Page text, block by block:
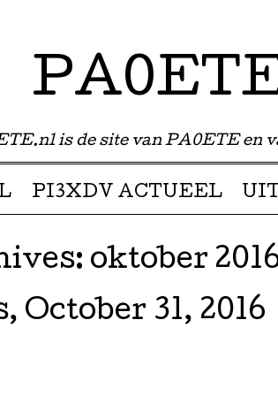
is de site van PA0ETE en
PI3XDV ACTUEEL
oktober
31, 2016